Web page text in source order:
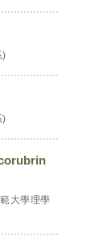
)
)
大學理學